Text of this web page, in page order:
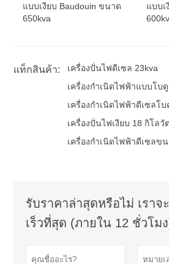
แบบเงียบ Baudouin ขนาด
650kva
แบบเ
แท็กสินค้า:
เครื่องปั่นไฟดีเซล 23kva
เครื่องกำเนิดไฟฟ้าแบบโบ
เครื่องกำเนิดไฟฟ้าดีเซลโ
เครื่องปั่นไฟเงียบ 18 กิโลวั
เครื่องกำเนิดไฟฟ้าดีเซลข
รับราคาล่าสุดหรือไม่ เรา
เร็วที่สุด (ภายใน 12 ชั่วโม